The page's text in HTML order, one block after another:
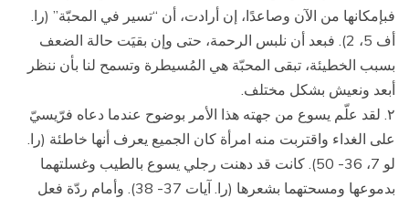
فبإمكانها من الآن وصاعدًا، إن أرادت، أن “تسير في المحبّة” (را.
أف 5، 2). فبعد أن نلبس الرحمة، حتى وإن بقيَت حالة الضعف
بسبب الخطيئة، تبقى المحبّة هي المُسيطرة وتسمح لنا بأن ننظر
أبعد ونعيش بشكل مختلف.
۲. لقد علّم يسوع من جهته هذا الأمر بوضوح عندما دعاه فرّيسيّ
على الغداء واقتربت منه امرأة كان الجميع يعرف أنها خاطئة (را.
لو 7، 36- 50). كانت قد دهنت رجلي يسوع بالطيب وغسلتهما
بدموعها ومسحتهما بشعرها (را. آيات 37- 38). وأمام ردّة فعل